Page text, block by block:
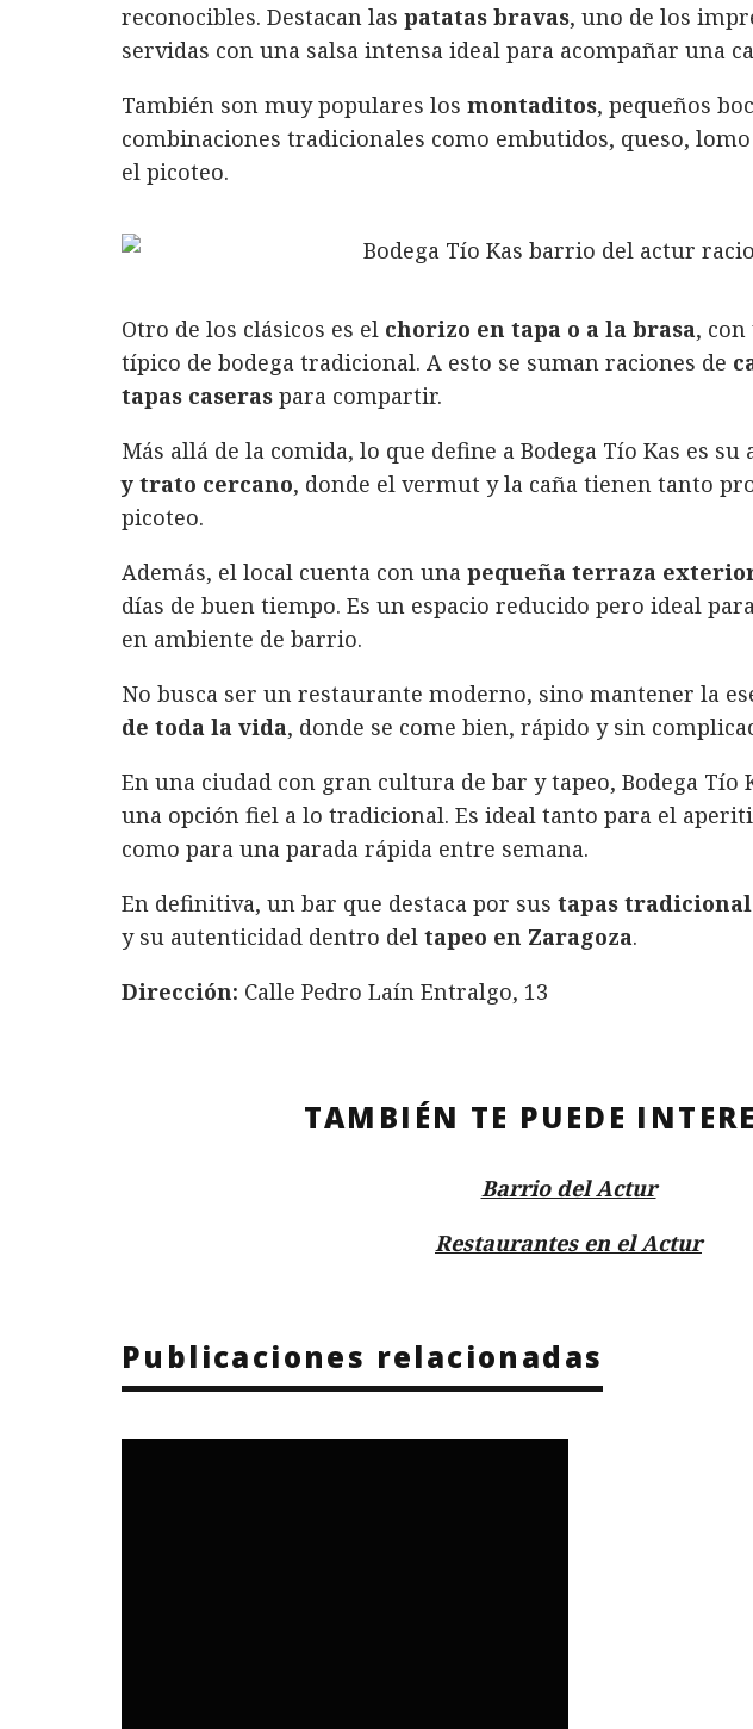
reconocibles. Destacan las patatas bravas, uno de los
servidas con una salsa intensa ideal para acompañar una
También son muy populares los montaditos, pequeños
combinaciones tradicionales como embutidos, queso,
el picoteo.
Otro de los clásicos es el chorizo en tapa o a la brasa,
típico de bodega tradicional. A esto se suman raciones de
tapas caseras para compartir.
Más allá de la comida, lo que define a Bodega Tío Kas es su
y trato cercano, donde el vermut y la caña tienen tanto
picoteo.
Además, el local cuenta con una pequeña terraza
días de buen tiempo. Es un espacio reducido pero ideal
en ambiente de barrio.
No busca ser un restaurante moderno, sino mantener la
de toda la vida, donde se come bien, rápido y sin
En una ciudad con gran cultura de bar y tapeo, Bodega Tío
una opción fiel a lo tradicional. Es ideal tanto para el
como para una parada rápida entre semana.
En definitiva, un bar que destaca por sus tapas
y su autenticidad dentro del tapeo en Zaragoza.
Dirección: Calle Pedro Laín Entralgo, 13
TAMBIÉN TE PUEDE
Barrio del Actur
Restaurantes en el Actur
Publicaciones relacionadas